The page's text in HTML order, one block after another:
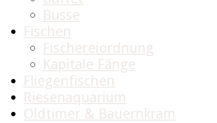
Busse
Fischen
Fischereiordnung
Kapitale Fänge
Fliegenfischen
Riesenaquarium
Oldtimer & Bauernkram